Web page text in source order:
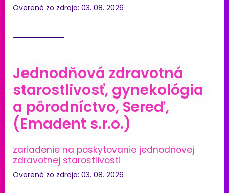
Overené zo zdroja: 03. 08. 2026
Jednodňová zdravotná
starostlivosť, gynekológia
a pôrodníctvo, Sereď,
(Emadent s.r.o.)
zariadenie na poskytovanie jednodňovej
zdravotnej starostlivosti
Overené zo zdroja: 03. 08. 2026